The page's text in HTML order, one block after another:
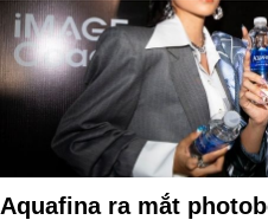
Aquafina ra mắt